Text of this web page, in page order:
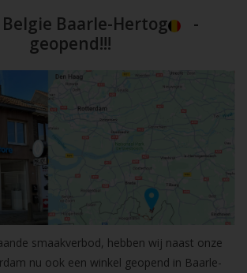
Belgie Baarle-Hertog
-
geopend!!!
smaakverbod, hebben wij naast onze
nu ook een winkel geopend in Baarle-